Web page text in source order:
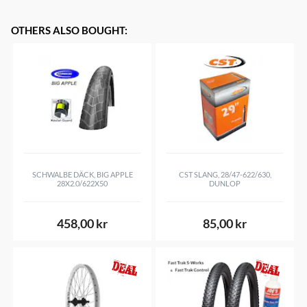
OTHERS ALSO BOUGHT:
SCHWALBE DÄCK, BIG APPLE
28X2.0/622X50
458,00 kr
CST SLANG, 28/47-622/630,
DUNLOP
85,00 kr